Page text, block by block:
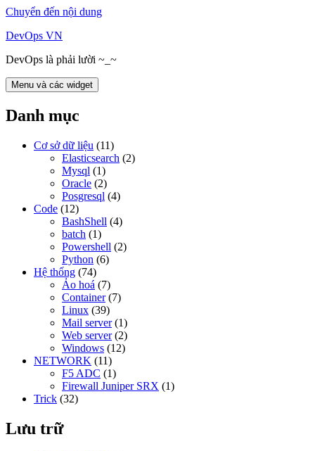
Chuyển đến nội dung
DevOps VN
DevOps là phải lười ~_~
Menu và các widget
Danh mục
Cơ sở dữ liệu (11)
Elasticsearch (2)
Mysql (1)
Oracle (2)
Posgresql (4)
Code (12)
BashShell (4)
batch (1)
Powershell (2)
Python (6)
Hệ thống (74)
Ảo hoá (7)
Container(7)
Linux (39)
Mail server(1)
Web server(2)
Windows (12)
NETWORK (11)
F5 ADC (1)
Firewall Juniper SRX (1)
Trick (32)
Lưu trữ